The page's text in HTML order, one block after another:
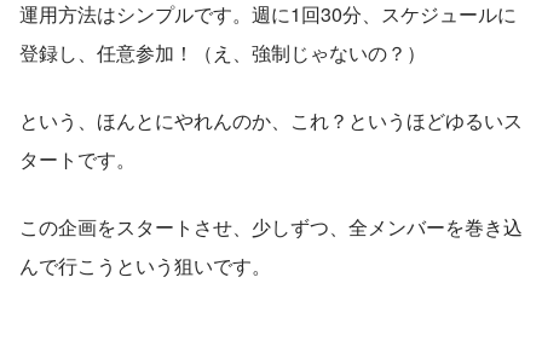
運用方法はシンプルです。週に1回30分、スケジュールに
登録し、任意参加！（え、強制じゃないの？）
という、ほんとにやれんのか、これ？というほどゆるいス
タートです。
この企画をスタートさせ、少しずつ、全メンバーを巻き込
んで行こうという狙いです。